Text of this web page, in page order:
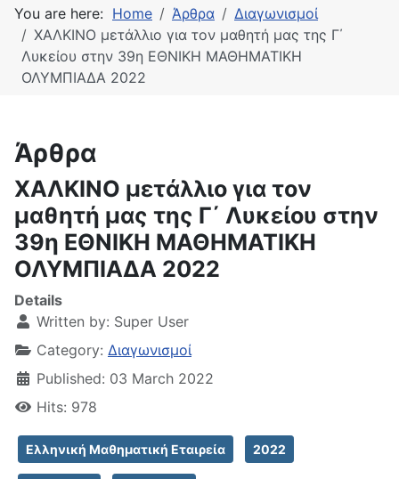
You are here: Home Άρθρα
Διαγωνισμοί
ΧΑΛΚΙΝΟ μετάλλιο για τον μαθητή μας της Γ΄
Λυκείου στην 39η ΕΘΝΙΚΗ ΜΑΘΗΜΑΤΙΚΗ
ΟΛΥΜΠΙΑΔΑ 2022
Άρθρα
ΧΑΛΚΙΝΟ μετάλλιο για τον
μαθητή μας της Γ΄ Λυκείου στην
39η ΕΘΝΙΚΗ ΜΑΘΗΜΑΤΙΚΗ
ΟΛΥΜΠΙΑΔΑ 2022
Details
Written by: Super User
Category: Διαγωνισμοί
Published: 03 March 2022
Hits: 978
Ελληνική Μαθηματική Εταιρεία 2022